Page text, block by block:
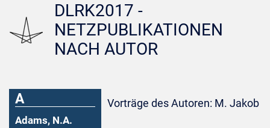
DLRK2017 -
NETZPUBLIKATIONEN
NACH AUTOR
A
Adams, N.A.
Vorträge des Autoren: M. Jakob